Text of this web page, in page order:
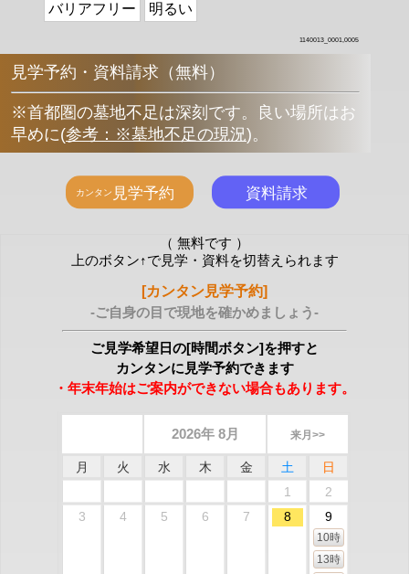
バリアフリー 明るい
1140013_0001,0005
見学予約・資料請求（無料）
※首都圏の墓地不足は深刻です。良い場所はお
早めに(参考：※墓地不足の現況)。
（ 無料です ）
上のボタン↑で見学・資料を切替えられます
[カンタン見学予約]
-ご自身の目で現地を確かめましょう-
ご見学希望日の[時間ボタン]を押すと
カンタンに見学予約できます
・年末年始はご案内ができない場合もあります。
2026年 8月 来月>>
月 火 水 木 金 土
日
1
2
3
4 5 6 7 8 9
10時
13時